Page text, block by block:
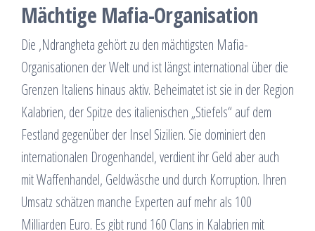
Mächtige Mafia-Organisation
Die ‚Ndrangheta gehört zu den mächtigsten Mafia-
Organisationen der Welt und ist längst international über die
Grenzen Italiens hinaus aktiv. Beheimatet ist sie in der Region
Kalabrien, der Spitze des italienischen „Stiefels“ auf dem
Festland gegenüber der Insel Sizilien. Sie dominiert den
internationalen Drogenhandel, verdient ihr Geld aber auch
mit Waffenhandel, Geldwäsche und durch Korruption. Ihren
Umsatz schätzen manche Experten auf mehr als 100
Milliarden Euro. Es gibt rund 160 Clans in Kalabrien mit